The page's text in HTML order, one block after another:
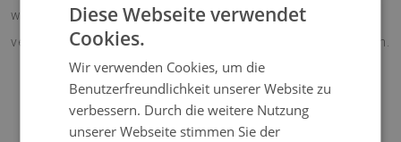
werden, so dass Sie Ihre Inneneinrichtung schnell
verändern und ihr einen neuen Charakter verleihen können.
AUFMERKSAMKEIT!
Diese Webseite verwendet
Cookies.
Wir verwenden Cookies, um die
Benutzerfreundlichkeit unserer Website zu
verbessern. Durch die weitere Nutzung
unserer Webseite stimmen Sie der